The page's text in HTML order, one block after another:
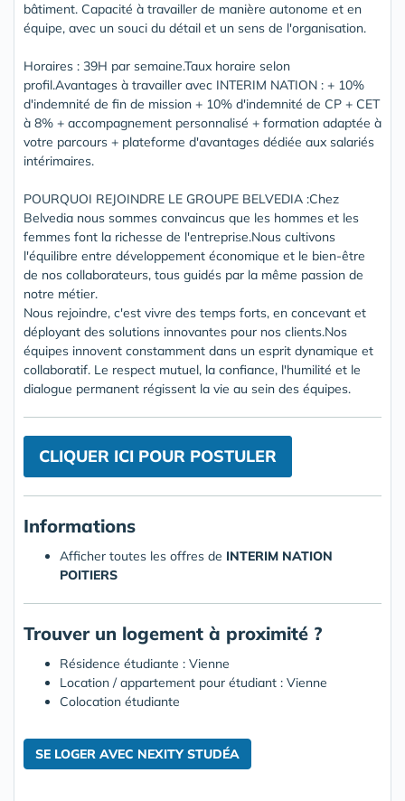
bâtiment. Capacité à travailler de manière autonome et en
équipe, avec un souci du détail et un sens de l'organisation.
Horaires : 39H par semaine.Taux horaire selon
profil.Avantages à travailler avec INTERIM NATION : + 10%
d'indemnité de fin de mission + 10% d'indemnité de CP + CET
à 8% + accompagnement personnalisé + formation adaptée à
votre parcours + plateforme d'avantages dédiée aux salariés
intérimaires.
POURQUOI REJOINDRE LE GROUPE BELVEDIA :Chez
Belvedia nous sommes convaincus que les hommes et les
femmes font la richesse de l'entreprise.Nous cultivons
l'équilibre entre développement économique et le bien-être
de nos collaborateurs, tous guidés par la même passion de
notre métier.
Nous rejoindre, c'est vivre des temps forts, en concevant et
déployant des solutions innovantes pour nos clients.Nos
équipes innovent constamment dans un esprit dynamique et
collaboratif. Le respect mutuel, la confiance, l'humilité et le
dialogue permanent régissent la vie au sein des équipes.
CLIQUER ICI POUR POSTULER
Informations
Afficher toutes les offres de INTERIM NATION
POITIERS
Trouver un logement à proximité ?
Résidence étudiante : Vienne
Location / appartement pour étudiant : Vienne
Colocation étudiante
SE LOGER AVEC NEXITY STUDÉA